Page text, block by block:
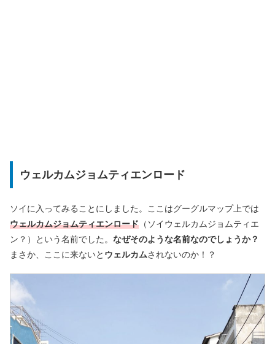
ウェルカムジョムティエンロード
ソイに入ってみることにしました。ここはグーグルマップ上では
ウェルカムジョムティエンロード （ソイウェルカムジョムティエ
ン？）という名前でした。 なぜそのような名前なのでしょうか？
まさか、ここに来ないと ウェルカムされないのか！？